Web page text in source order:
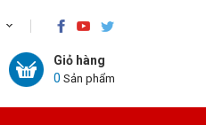
Giỏ hàng
0 Sản phẩm